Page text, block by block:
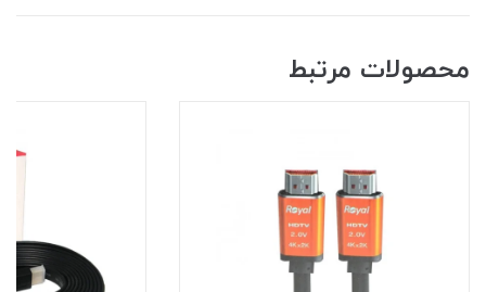
محصولات مرتبط